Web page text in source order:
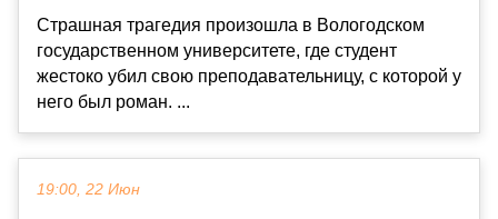
Страшная трагедия произошла в Вологодском
государственном университете, где студент
жестоко убил свою преподавательницу, с которой у
него был роман. ...
19:00, 22 Июн